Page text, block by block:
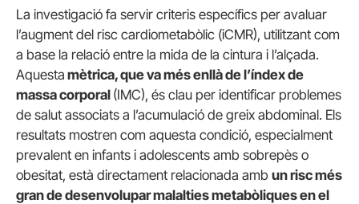
La investigació fa servir criteris específics per avaluar
l’augment del risc cardiometabòlic (iCMR), utilitzant com
a base la relació entre la mida de la cintura i l’alçada.
Aquesta mètrica, que va més enllà de l’índex de
massa corporal (IMC), és clau per identificar problemes
de salut associats a l’acumulació de greix abdominal. Els
resultats mostren com aquesta condició, especialment
prevalent en infants i adolescents amb sobrepès o
obesitat, està directament relacionada amb un risc més
gran de desenvolupar malalties metabòliques en el